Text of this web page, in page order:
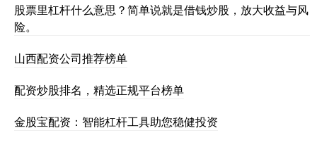
股票里杠杆什么意思？简单说就是借钱炒股，放大收益与风
险。
山西配资公司推荐榜单
配资炒股排名，精选正规平台榜单
金股宝配资：智能杠杆工具助您稳健投资